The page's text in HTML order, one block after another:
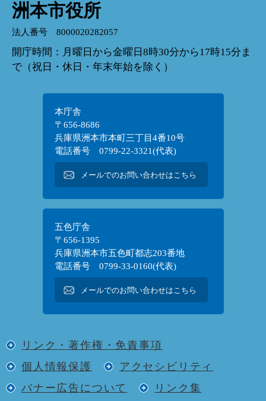
洲本市役所
法人番号 8000020282057
開庁時間：月曜日から金曜日8時30分から17時15分ま
で（祝日・休日・年末年始を除く）
本庁舎
〒656-8686
兵庫県洲本市本町三丁目4番10号
電話番号 0799-22-3321(代表)
メールでのお問い合わせはこちら
五色庁舎
〒656-1395
兵庫県洲本市五色町都志203番地
電話番号 0799-33-0160(代表)
メールでのお問い合わせはこちら
リンク・著作権・免責事項
個人情報保護
アクセシビリティ
バナー広告について
リンク集